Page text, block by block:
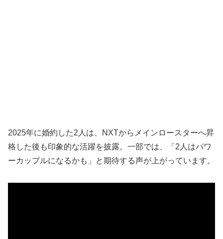
2025年に婚約した2人は、NXTからメインロースターへ昇
格した後も印象的な活躍を披露。一部では、「2人はパワ
ーカップルになるかも」と期待する声が上がっています。